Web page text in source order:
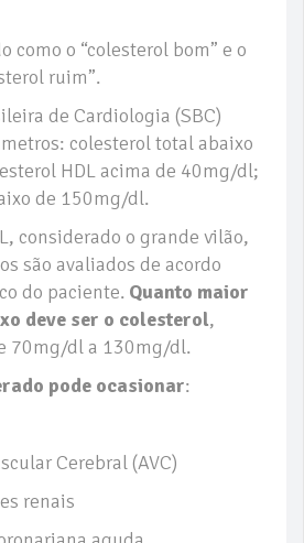
como o “colesterol bom” e o
ruim”.
de Cardiologia (SBC)
colesterol total abaixo
HDL acima de 40mg/dl;
de 150mg/dl.
considerado o grande vilão,
são avaliados de acordo
do paciente. Quanto maior
deve ser o colesterol,
70mg/dl a 130mg/dl.
pode ocasionar:
Cerebral (AVC)
renais